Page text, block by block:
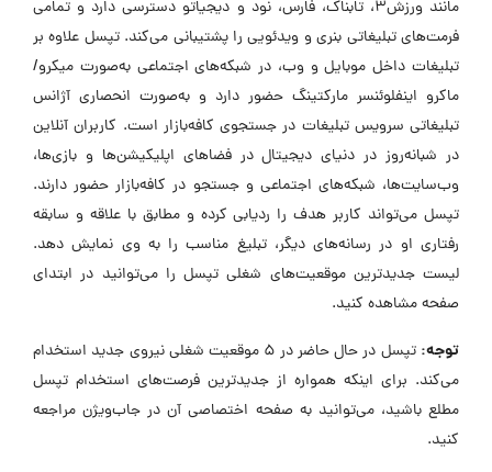
مانند ورزش۳، تابناک، فارس، نود و دیجیاتو دسترسی دارد و تمامی
فرمت‌های تبلیغاتی بنری و ویدئویی را پشتیبانی می‌کند. تپسل علاوه بر
تبلیغات داخل موبایل و وب، در شبکه‌های اجتماعی به‌صورت میکرو/
ماکرو اینفلوئنسر مارکتینگ حضور دارد و به‌صورت انحصاری آژانس
تبلیغاتی سرویس تبلیغات در جستجوی کافه‌بازار است. کاربران آنلاین
در شبانه‌روز در دنیای دیجیتال در فضاهای اپلیکیشن‌ها و بازی‌ها،
وب‌سایت‌ها، شبکه‌های اجتماعی و جستجو در کافه‌بازار حضور دارند.
تپسل می‌تواند کاربر هدف را ردیابی کرده و مطابق با علاقه و سابقه
رفتاری او در رسانه‌های دیگر، تبلیغ مناسب را به وی نمایش دهد.
لیست جدیدترین موقعیت‌های شغلی تپسل را می‌توانید در ابتدای
صفحه مشاهده کنید.
توجه:
تپسل در حال حاضر در ۵ موقعیت شغلی نیروی جدید استخدام
می‌کند. برای اینکه همواره از جدیدترین فرصت‌های استخدام تپسل
مطلع باشید، می‌توانید به صفحه اختصاصی آن در جاب‌ویژن مراجعه
کنید.